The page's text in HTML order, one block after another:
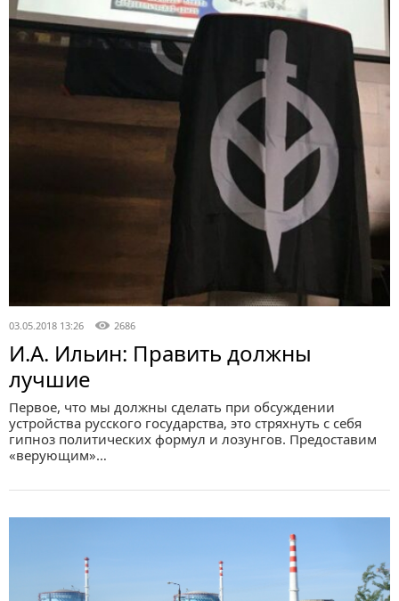
03.05.2018 13:26 2686
И.А. Ильин: Править должны
лучшие
Первое, что мы должны сделать при обсуждении
устройства русского государства, это стряхнуть с себя
гипноз политических формул и лозунгов. Предоставим
«верующим»…